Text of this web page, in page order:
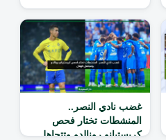
غضب نادي النصر..
المنشطات تختار فحص
كريستيانو رونالدو وتتجاهل